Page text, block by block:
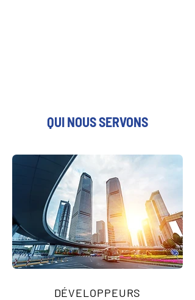
QUI NOUS SERVONS
DÉVELOPPEURS